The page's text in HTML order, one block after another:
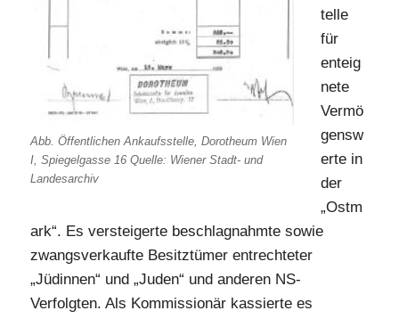
Abb. Öffentlichen Ankaufsstelle, Dorotheum Wien
I, Spiegelgasse 16 Quelle: Wiener Stadt- und
Landesarchiv
telle
für
enteig
nete
Vermö
gensw
erte in
der
„Ostm
ark“. Es versteigerte beschlagnahmte sowie
zwangsverkaufte Besitztümer entrechteter
„Jüdinnen“ und „Juden“ und anderen NS-
Verfolgten. Als Kommissionär kassierte es